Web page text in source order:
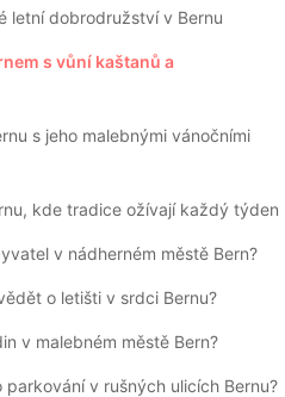
letní dobrodružství v Bernu
s vůní kaštanů a
s jeho malebnými vánočními
kde tradice ožívají každý týden
v nádherném městě Bern?
o letišti v srdci Bernu?
v malebném městě Bern?
v rušných ulicích Bernu?